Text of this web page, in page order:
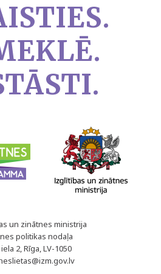
un zinātnes ministrija
politikas nodaļa
2, Rīga, LV-1050